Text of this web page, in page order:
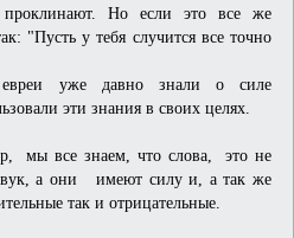
Но если это все же
"Пусть у тебя случится все точно
евреи уже давно знали о силе
эти знания в своих целях.
мы все знаем, что слова, это не
а они имеют силу и, а так же
так и отрицательные.